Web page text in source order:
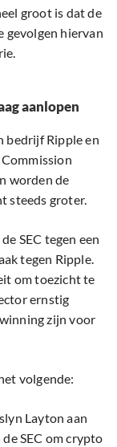
groot is dat de
gevolgen hiervan
aanlopen
bedrijf Ripple en
worden de
steeds groter.
SEC tegen een
tegen Ripple.
om toezicht te
ernstig
zijn voor
volgende:
Layton aan
SEC om crypto